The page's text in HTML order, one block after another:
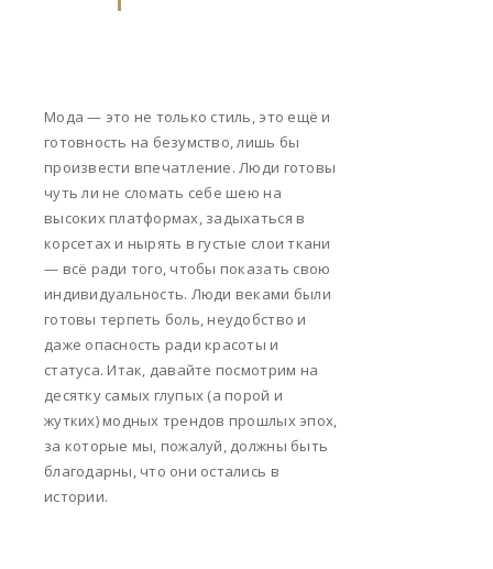
Мода — это не только стиль, это ещё и
готовность на безумство, лишь бы
произвести впечатление. Люди готовы
чуть ли не сломать себе шею на
высоких платформах, задыхаться в
корсетах и нырять в густые слои ткани
— всё ради того, чтобы показать свою
индивидуальность. Люди веками были
готовы терпеть боль, неудобство и
даже опасность ради красоты и
статуса. Итак, давайте посмотрим на
десятку самых глупых (а порой и
жутких) модных трендов прошлых эпох,
за которые мы, пожалуй, должны быть
благодарны, что они остались в
истории.